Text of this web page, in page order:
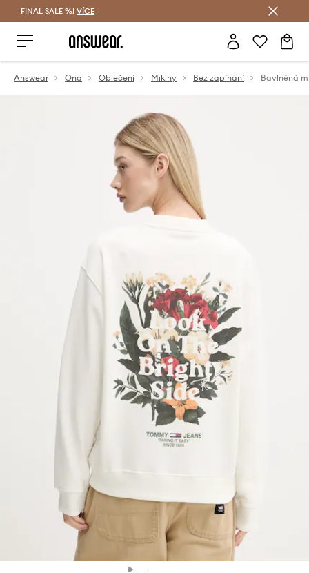
FINAL SALE %! VÍCE
Answear Ona Oblečení Mikiny Bez zapínání Bavlněná